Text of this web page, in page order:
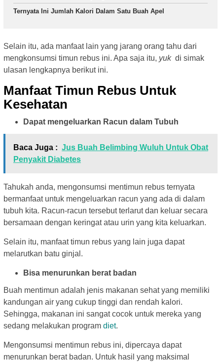
Ternyata Ini Jumlah Kalori Dalam Satu Buah Apel
Selain itu, ada manfaat lain yang jarang orang tahu dari
mengkonsumsi timun rebus ini. Apa saja itu, yukdi simak
ulasan lengkapnya berikut ini.
Manfaat Timun Rebus Untuk
Kesehatan
Dapat mengeluarkan Racun dalam Tubuh
Baca Juga : Jus Buah Belimbing Wuluh Untuk Obat
Penyakit Diabetes
Tahukah anda, mengonsumsi mentimun rebus ternyata
bermanfaat untuk mengeluarkan racun yang ada di dalam
tubuh kita. Racun-racun tersebut terlarut dan keluar secara
bersamaan dengan keringat atau urin yang kita keluarkan.
Selain itu, manfaat timun rebus yang lain juga dapat
melarutkan batu ginjal.
Bisa menurunkan berat badan
Buah mentimun adalah jenis makanan sehat yang memiliki
kandungan air yang cukup tinggi dan rendah kalori.
Sehingga, makanan ini sangat cocok untuk mereka yang
sedang melakukan program diet.
Mengonsumsi mentimun rebus ini, dipercaya dapat
menurunkan berat badan. Untuk hasil yang maksimal